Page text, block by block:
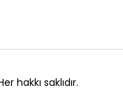
hakkı saklıdır.